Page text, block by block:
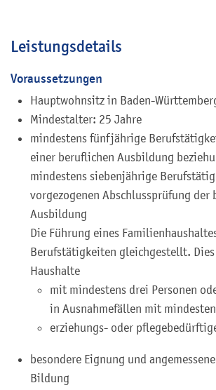
Leistungsdetails
Voraussetzungen
Hauptwohnsitz in Baden-
Mindestalter: 25 Jahre
mindestens fünfjährige
einer beruflichen Ausbildung
mindestens siebenjährige
vorgezogenen Abschlussprüfung der
Ausbildung
Die Führung eines
Berufstätigkeiten gleichgestellt.
Haushalte
mit mindestens drei Personen
in Ausnahmefällen mit
erziehungs- oder
besondere Eignung und
Bildung